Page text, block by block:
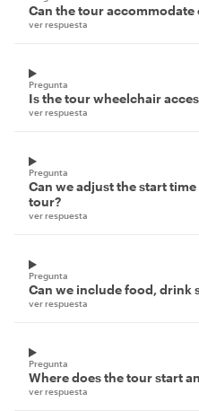
Can the tour
ver respuesta
Pregunta
Is the tour wheelchair
ver respuesta
Pregunta
Can we adjust the start
tour?
ver respuesta
Pregunta
Can we include food, drink
ver respuesta
Pregunta
Where does the tour start
ver respuesta